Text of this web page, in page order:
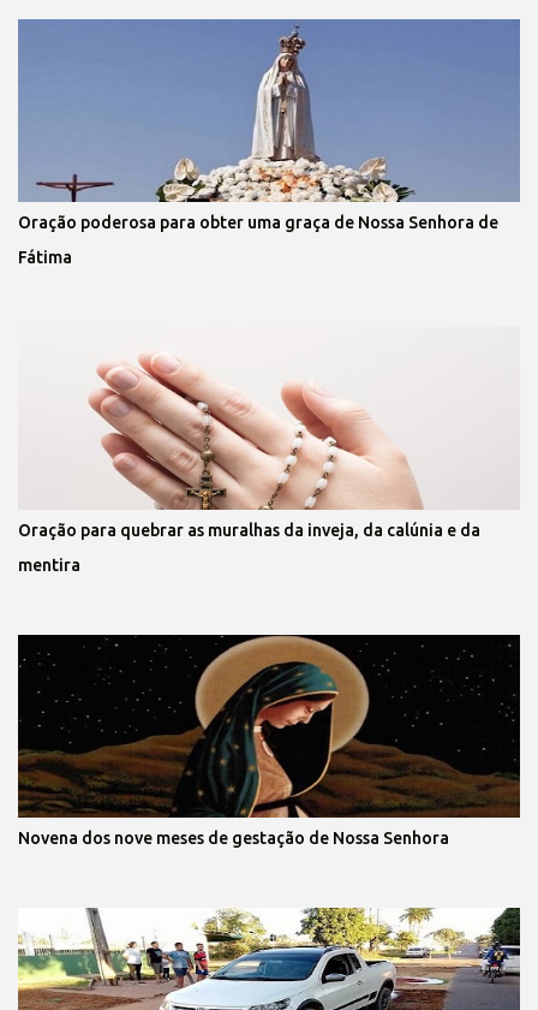
Oração poderosa para obter uma graça de Nossa Senhora de
Fátima
Oração para quebrar as muralhas da inveja, da calúnia e da
mentira
Novena dos nove meses de gestação de Nossa Senhora